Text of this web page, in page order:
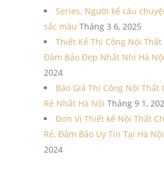
Series. Người kể câu
sắc màu Tháng 3 6, 2025
Thiết Kế Thi Công Nội
Đảm Bảo Đẹp Nhất Nhì Hà Nội
2024
Báo Giá Thi Công Nội Thất
Rẻ Nhất Hà Nội Tháng 9 1,
Đơn Vị Thiết kế Nội Thất
Rẻ, Đảm Bảo Uy Tín Tại Hà Nội
2024